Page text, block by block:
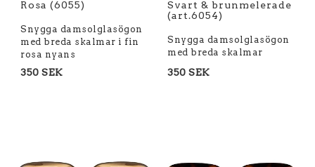
Rosa (6055)
Snygga damsolglasögon
med breda skalmar i fin
rosa nyans
350 SEK
Svart & brunmelerade
(art.6054)
Snygga damsolglasögon
med breda skalmar
350 SEK